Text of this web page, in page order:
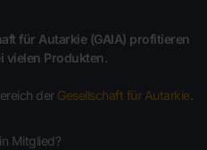
für Autarkie (GAIA) profitieren
vielen Produkten.
der Gesellschaft für Autarkie.
Mitglied?